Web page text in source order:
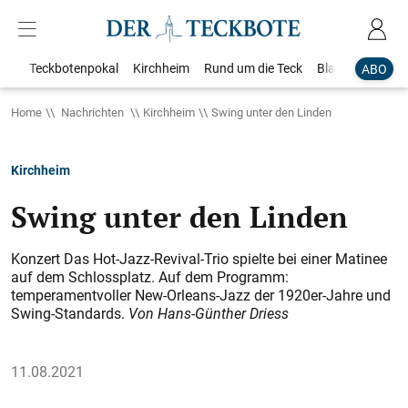
ABO
Teckbotenpokal Kirchheim Rund um die Teck Blaulicht
Home Nachrichten Kirchheim Swing unter den Linden
Kirchheim
Swing unter den Linden
Konzert Das Hot-Jazz-Revival-Trio spielte bei einer Matinee
auf dem Schlossplatz. Auf dem Programm:
temperamentvoller New-Orleans-Jazz der 1920er-Jahre und
Swing-Standards. Von Hans-Günther Driess
11.08.2021